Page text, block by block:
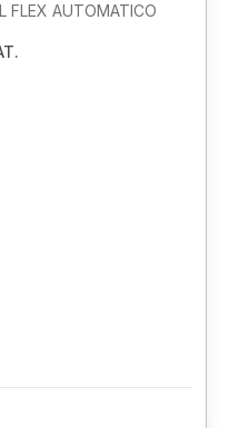
FLEX AUTOMATICO